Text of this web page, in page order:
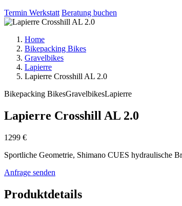
Termin Werkstatt Beratung buchen
Home
Bikepacking Bikes
Gravelbikes
Lapierre
Lapierre Crosshill AL 2.0
Bikepacking BikesGravelbikesLapierre
Lapierre Crosshill AL 2.0
1299 €
Sportliche Geometrie, Shimano CUES hydraulische
Anfrage senden
Produktdetails